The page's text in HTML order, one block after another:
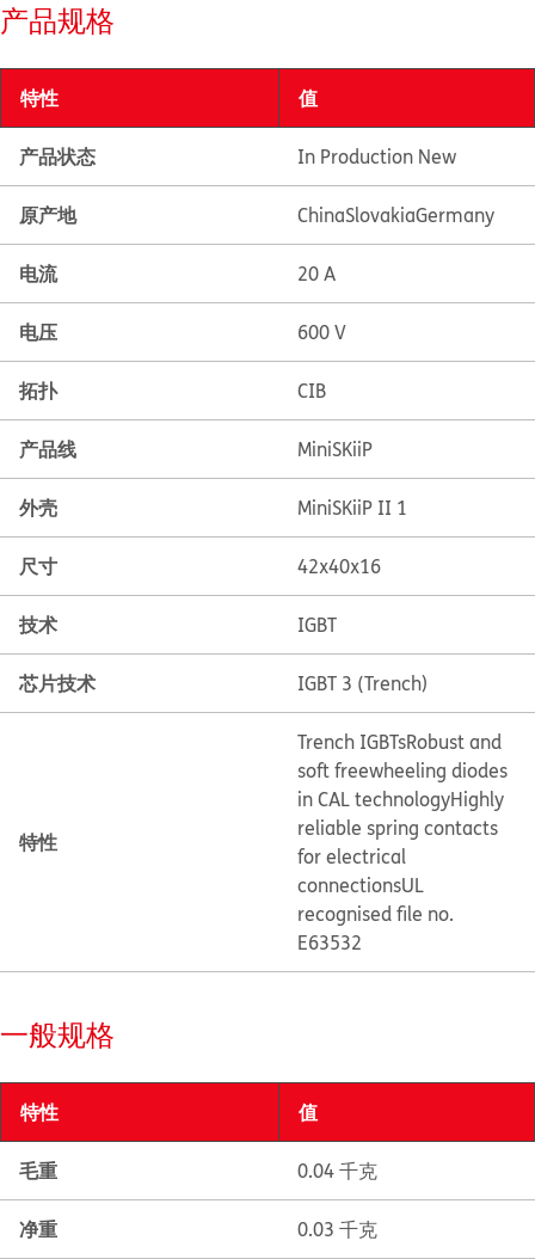
产品规格
特性 值
产品状态 In Production New
原产地 ChinaSlovakiaGermany
电流 20 A
电压 600 V
拓扑 CIB
产品线 MiniSKiiP
外壳 MiniSKiiP II 1
尺寸 42x40x16
技术 IGBT
芯片技术 IGBT 3 (Trench)
特性
Trench IGBTsRobust and
soft freewheeling diodes
in CAL technologyHighly
reliable spring contacts
for electrical
connectionsUL
recognised file no.
E63532
一般规格
特性 值
毛重 0.04 千克
净重 0.03 千克